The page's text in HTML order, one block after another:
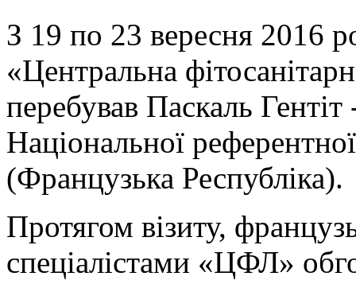
З 19 по 23 вересня 2016
«Центральна
перебував Паскаль
Національної
(Французька Республіка).
Протягом візиту,
спеціалістами «ЦФЛ»